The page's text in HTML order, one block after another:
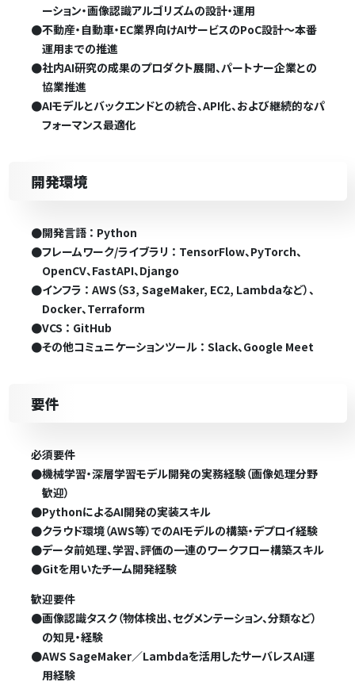
ーション・画像認識アルゴリズムの設計・運用
●不動産・自動車・EC業界向けAIサービスのPoC設計～本番
運用までの推進
●社内AI研究の成果のプロダクト展開、パートナー企業との
協業推進
●AIモデルとバックエンドとの統合、API化、および継続的なパ
フォーマンス最適化
開発環境
●開発言語 ： Python
●フレームワーク/ライブラリ ： TensorFlow、PyTorch、
OpenCV、FastAPI、Django
●インフラ ： AWS（S3, SageMaker, EC2, Lambdaなど）、
Docker、Terraform
●VCS ： GitHub
●その他コミュニケーションツール ： Slack、Google Meet
要件
必須要件
●機械学習・深層学習モデル開発の実務経験（画像処理分野
歓迎）
●PythonによるAI開発の実装スキル
●クラウド環境（AWS等）でのAIモデルの構築・デプロイ経験
●データ前処理、学習、評価の一連のワークフロー構築スキル
●Gitを用いたチーム開発経験
歓迎要件
●画像認識タスク（物体検出、セグメンテーション、分類など）
の知見・経験
●AWS SageMaker／Lambdaを活用したサーバレスAI運
用経験